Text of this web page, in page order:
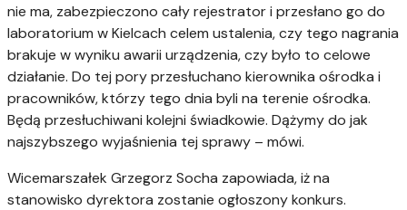
nie ma, zabezpieczono cały rejestrator i przesłano go do
laboratorium w Kielcach celem ustalenia, czy tego nagrania
brakuje w wyniku awarii urządzenia, czy było to celowe
działanie. Do tej pory przesłuchano kierownika ośrodka i
pracowników, którzy tego dnia byli na terenie ośrodka.
Będą przesłuchiwani kolejni świadkowie. Dążymy do jak
najszybszego wyjaśnienia tej sprawy – mówi.
Wicemarszałek Grzegorz Socha zapowiada, iż na
stanowisko dyrektora zostanie ogłoszony konkurs.